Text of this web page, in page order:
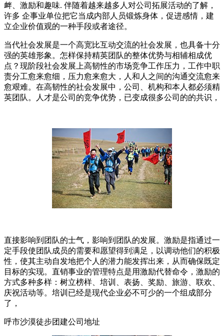
衅、激励和趣味. 伴随着越来越多人对公司拓展活动的了解，
许多 企事业单位把它当成内部人员锻炼身体，促进感情，建
立企业价值观的一种手段或者途径。
当代社会发展是一个高宽比互动交流的社会发展，也具备十分
强的英雄形象。怎样保持精英团队的整体优势与相辅相成优
点？现阶段社会发展上高韧性的市场竞争工作压力，工作中职
责分工愈来愈细，压力愈来愈大，人和人之间的沟通交流愈来
愈艰难。在高韧性的社会发展中，公司、机构和本人都必须精
英团队。人才是公司的竞争优势，已变成很多公司的的共识，
直接影响到团队的士气，影响到团队的发展。激励是指通过一
定手段使团队成员的需要和愿望得到满足，以调动他们的积极
性，使其主动自发地把个人的潜力能发挥出来，从而确保既定
目标的实现。直销事业的管理特点是用激励代替命令，激励的
方式多种多样：树立榜样、培训、表扬、奖励、旅游、联欢、
庆祝活动等。培训已经是现代企业必不可少的一个组成部分
了，
呼市沙漠徒步团建公司地址